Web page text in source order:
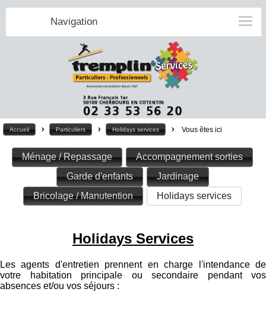
Navigation
Accueil > Particuliers > Holidays services > Vous êtes ici
Ménage / Repassage
Accompagnement sorties
Garde d'enfants
Jardinage
Bricolage / Manutention
Holidays services
Holidays Services
Les agents d'entretien prennent en charge l'intendance de
votre habitation principale ou secondaire pendant vos
absences et/ou vos séjours :